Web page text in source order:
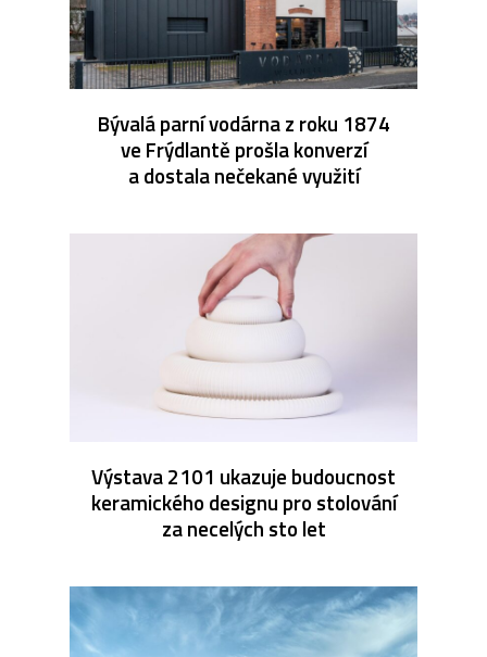
Bývalá parní vodárna z roku 1874
ve Frýdlantě prošla konverzí
a dostala nečekané využití
Výstava 2101 ukazuje budoucnost
keramického designu pro stolování
za necelých sto let